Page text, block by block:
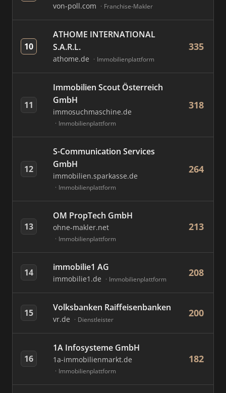
von-poll.com Franchise-Makler
10
ATHOME INTERNATIONAL
S.A.R.L.
athome.de Immobilienplattform
335
11
Immobilien Scout Österreich
GmbH
immosuchmaschine.de
Immobilienplattform
318
12
S-Communication Services
GmbH
immobilien.sparkasse.de
Immobilienplattform
264
13
OM PropTech GmbH
ohne-makler.net
Immobilienplattform
213
14 immobilie1 AG
immobilie1.de Immobilienplattform
208
15 Volksbanken Raiffeisenbanken
vr.de Dienstleister
200
16
1A Infosysteme GmbH
1a-immobilienmarkt.de
Immobilienplattform
182